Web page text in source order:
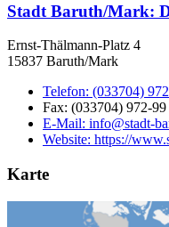
Stadt Baruth/Mark:
Ernst-Thälmann-Platz 4
15837 Baruth/Mark
Telefon: (033704)
Fax: (033704) 972-99
E-Mail: info@stadt-
Website: https://
Karte